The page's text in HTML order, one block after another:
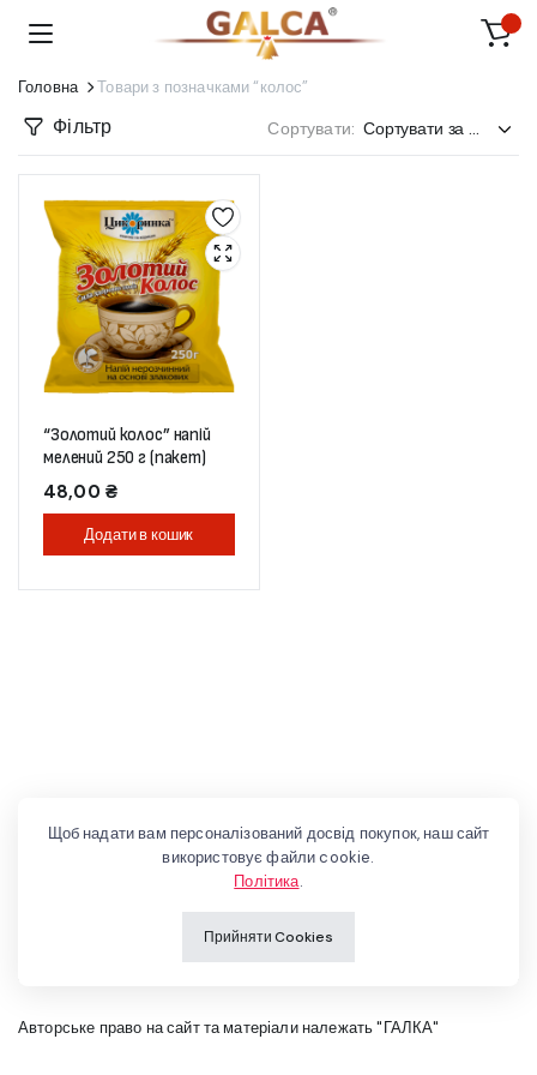
Головна Товари з позначками “колос”
Фільтр Сортувати:
“Золотий колос” напій
мелений 250 г (пакет)
48,00 ₴
Додати в кошик
Авторське право на сайт та матеріали належать "ГАЛКА"
Щоб надати вам персоналізований досвід покупок, наш сайт
використовує файли cookie.
Політика.
Прийняти Cookies